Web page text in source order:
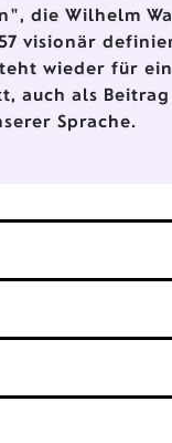
die Wilhelm
visionär
wieder für
auch als
Sprache.